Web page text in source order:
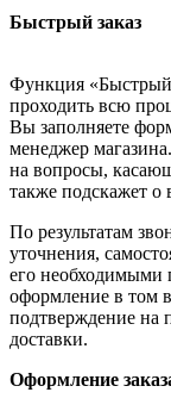
Быстрый заказ
Функция «Быстрый
проходить всю
Вы заполняете
менеджер
на вопросы,
также подскажет о
По результатам
уточнения,
его необходимыми
оформление в том
подтверждение на
доставки.
Оформление